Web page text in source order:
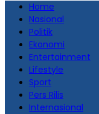
Home
Nasional
Politik
Ekonomi
Entertainment
Lifestyle
Sport
Pers Rilis
Internasional